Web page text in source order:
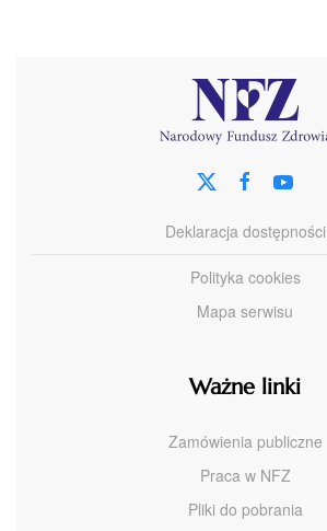
Deklaracja dostępności
Polityka cookies
Mapa serwisu
Ważne linki
Zamówienia publiczne
Praca w NFZ
Pliki do pobrania